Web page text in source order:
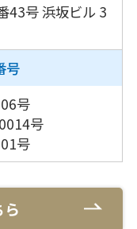
43号浜坂ビル 3
号
号
号
号